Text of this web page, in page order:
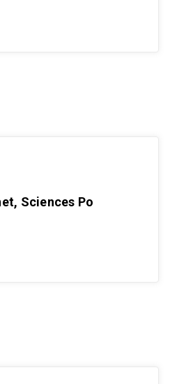
Sciences Po